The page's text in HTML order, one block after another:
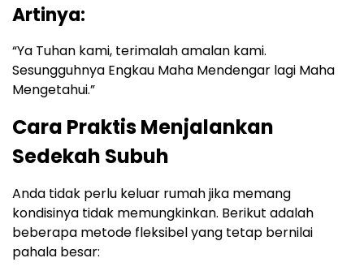
Artinya:
“Ya Tuhan kami, terimalah amalan kami.
Sesungguhnya Engkau Maha Mendengar lagi Maha
Mengetahui.”
Cara Praktis Menjalankan
Sedekah Subuh
Anda tidak perlu keluar rumah jika memang
kondisinya tidak memungkinkan. Berikut adalah
beberapa metode fleksibel yang tetap bernilai
pahala besar: